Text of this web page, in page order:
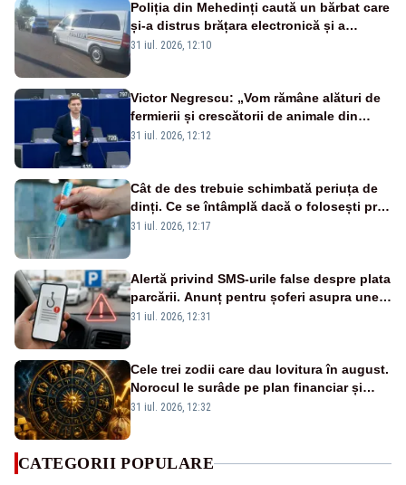
Poliția din Mehedinți caută un bărbat care
și-a distrus brățara electronică și a
dispărut. Era cercetat pentru trafic de
31 iul. 2026, 12:10
Victor Negrescu: „Vom rămâne alături de
fermierii și crescătorii de animale din
România”
31 iul. 2026, 12:12
Cât de des trebuie schimbată periuța de
dinți. Ce se întâmplă dacă o folosești prea
mult timp
31 iul. 2026, 12:17
Alertă privind SMS-urile false despre plata
parcării. Anunț pentru șoferi asupra unei
noi metode de fraudă online
31 iul. 2026, 12:31
Cele trei zodii care dau lovitura în august.
Norocul le surâde pe plan financiar și
profesional
31 iul. 2026, 12:32
CATEGORII POPULARE